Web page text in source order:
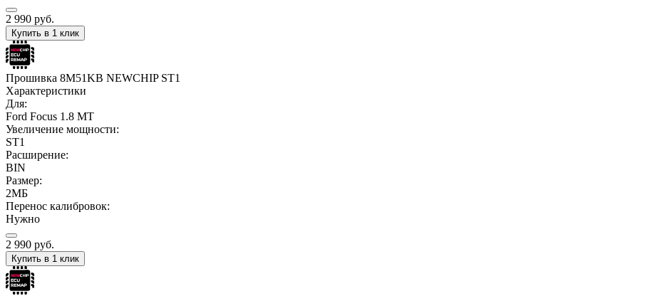
2 990 руб.
Купить в 1 клик
Прошивка 8M51KB NEWCHIP ST1
Характеристики
Для:
Ford Focus 1.8 MT
Увеличение мощности:
ST1
Расширение:
BIN
Размер:
2МБ
Перенос калибровок:
Нужно
2 990 руб.
Купить в 1 клик